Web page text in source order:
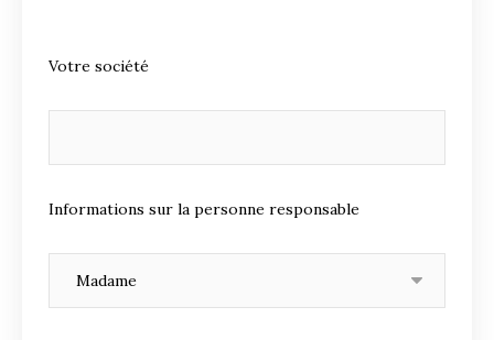
Votre société
Informations sur la personne responsable